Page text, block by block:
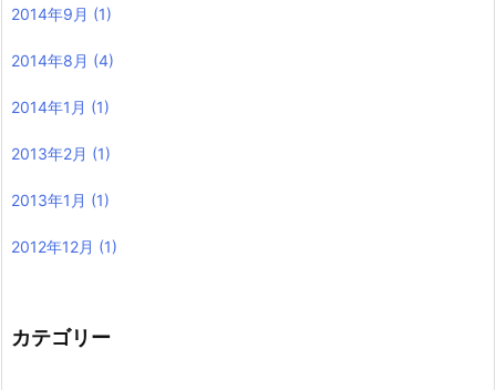
2014年9月 (1)
2014年8月 (4)
2014年1月 (1)
2013年2月 (1)
2013年1月 (1)
2012年12月 (1)
カテゴリー